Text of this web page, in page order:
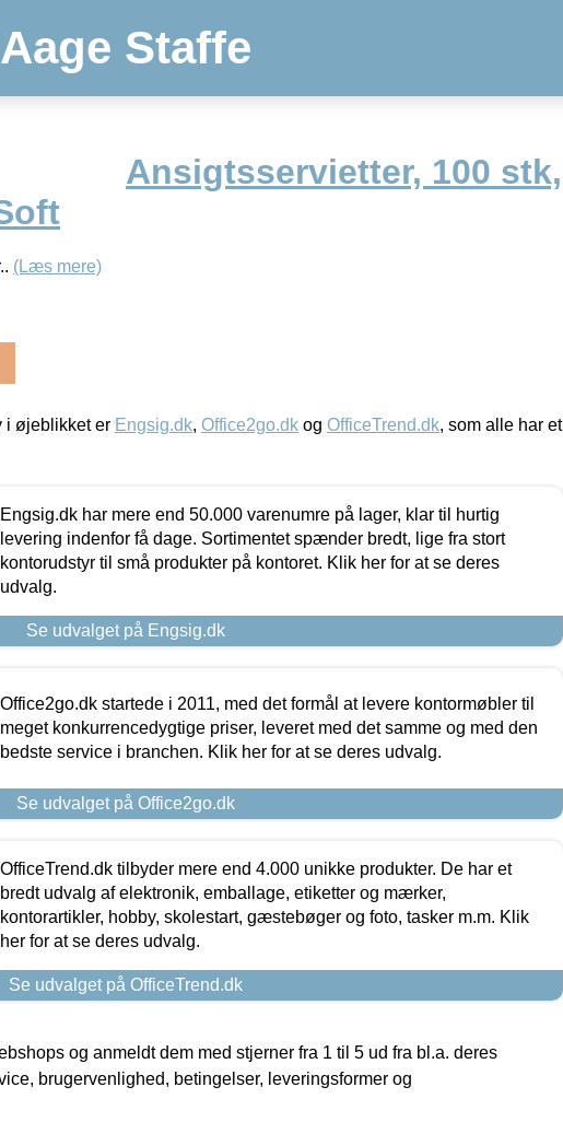
Aage Staffe
Ansigtsservietter, 100 stk,
(Læs mere)
i øjeblikket er Engsig.dk, Office2go.dk og OfficeTrend.dk, som alle har et
Engsig.dk har mere end 50.000 varenumre på lager, klar til hurtig
levering indenfor få dage. Sortimentet spænder bredt, lige fra stort
kontorudstyr til små produkter på kontoret. Klik her for at se deres
udvalg.
Se udvalget på Engsig.dk
Office2go.dk startede i 2011, med det formål at levere kontormøbler til
meget konkurrencedygtige priser, leveret med det samme og med den
bedste service i branchen. Klik her for at se deres udvalg.
Se udvalget på Office2go.dk
OfficeTrend.dk tilbyder mere end 4.000 unikke produkter. De har et
bredt udvalg af elektronik, emballage, etiketter og mærker,
kontorartikler, hobby, skolestart, gæstebøger og foto, tasker m.m. Klik
her for at se deres udvalg.
Se udvalget på OfficeTrend.dk
og anmeldt dem med stjerner fra 1 til 5 ud fra bl.a. deres
brugervenlighed, betingelser, leveringsformer og